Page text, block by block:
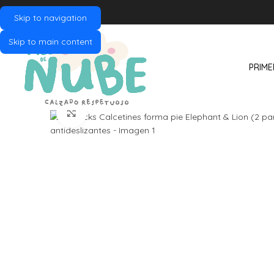
Skip to navigation
Skip to main content
Click to enlarge